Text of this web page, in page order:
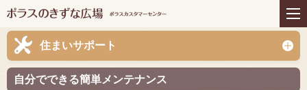
住まいの商品
インテリアコーディネー
ト
ライフスタイルと住まい
プレゼント＆コミュニテ
住まいサポート
自分でできる簡単メンテナンス